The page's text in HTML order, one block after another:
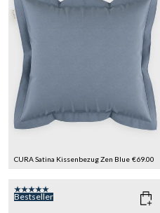
CURA Satina KissenbezugZen Blue €69.00
Bestseller